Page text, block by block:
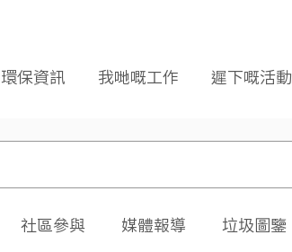
環保資訊 我哋嘅工作 遲下嘅活動
社區參與 媒體報導 垃圾圖鑒